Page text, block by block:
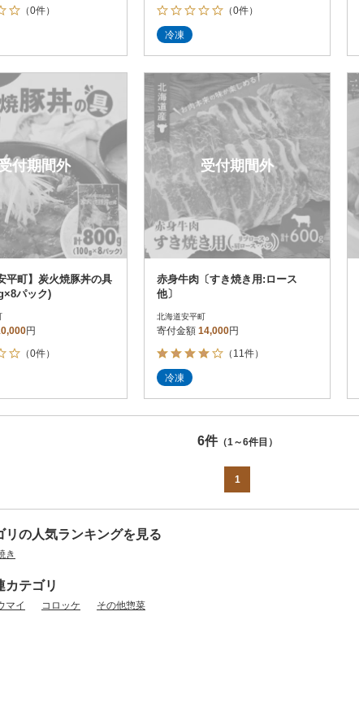
結果を見る（
（0件）
（0件）
冷凍
付期間外
平町】炭火焼豚丼の具
パック)
円
（0件）
受付期間外
赤身牛肉〔すき焼き用:ロース
他〕
北海道安平町
寄付金額 14,000円
（11件）
冷凍
6件（1～6件目）
1
リの人気ランキングを見る
き
カテゴリ
マイ コロッケ その他惣菜